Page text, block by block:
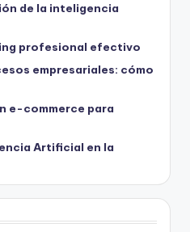
de la inteligencia
profesional efectivo
empresariales: cómo
e-commerce para
Artificial en la